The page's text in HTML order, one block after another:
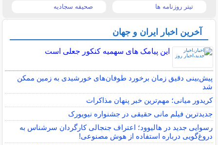
تیتر روزنامه ها صحیفه سجادیه
آخرین اخبار ایران و جهان
این پیامک های سهمیه کنکور جعلی است
پیش‌بینی دقیق زمان برخورد طوفان‌های خورشیدی به زمین ممکن
شد
کریدور میانی؛ مهم‌ترین خبر پنهان مذاکرات
جدیدترین فیلم مانی حقیقی در جشنواره نیویورک
رسوایی جدید در هالیوود؛ اعتراف جنجالی کارگردان سرشناس به
دروغ‌گویی درباره استفاده از هوش مصنوعی!